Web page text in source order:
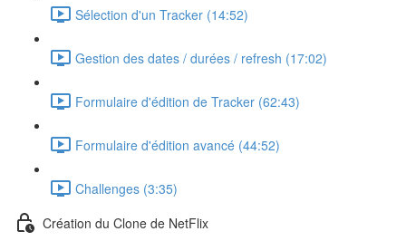
Sélection d'un Tracker (14:52)
Gestion des dates / durées / refresh (17:02)
Formulaire d'édition de Tracker (62:43)
Formulaire d'édition avancé (44:52)
Challenges (3:35)
Création du Clone de NetFlix